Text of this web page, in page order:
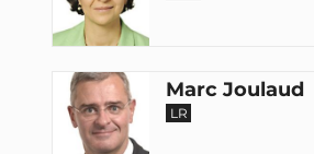
Marc Joulaud
LR